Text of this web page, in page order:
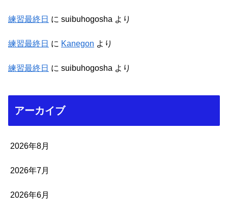
練習最終日 に suibuhogosha より
練習最終日 に Kanegon より
練習最終日 に suibuhogosha より
アーカイブ
2026年8月
2026年7月
2026年6月